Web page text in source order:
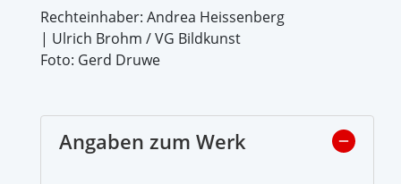
Rechteinhaber: Andrea Heissenberg
| Ulrich Brohm / VG Bildkunst
Foto: Gerd Druwe
Angaben zum Werk